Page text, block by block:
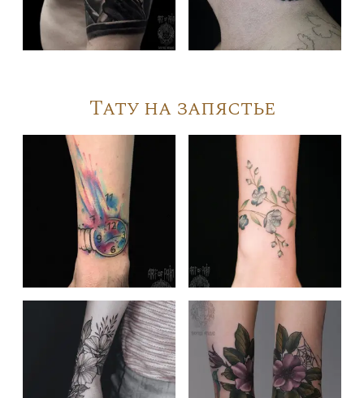
Тату на запястье